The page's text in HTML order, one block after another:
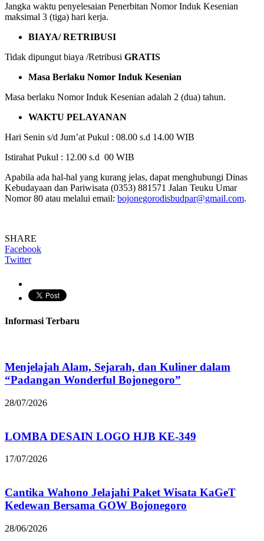
Jangka waktu penyelesaian Penerbitan Nomor Induk Kesenian
maksimal 3 (tiga) hari kerja.
BIAYA/ RETRIBUSI
Tidak dipungut biaya /Retribusi GRATIS
Masa Berlaku Nomor Induk Kesenian
Masa berlaku Nomor Induk Kesenian adalah 2 (dua) tahun.
WAKTU PELAYANAN
Hari Senin s/d Jum’at Pukul : 08.00 s.d 14.00 WIB
Istirahat Pukul : 12.00 s.d 00 WIB
Apabila ada hal-hal yang kurang jelas, dapat menghubungi Dinas
Kebudayaan dan Pariwisata (0353) 881571 Jalan Teuku Umar
Nomor 80 atau melalui email: bojonegorodisbudpar@gmail.com.
SHARE
Facebook
Twitter
Informasi Terbaru
Menjelajah Alam, Sejarah, dan Kuliner dalam
“Padangan Wonderful Bojonegoro”
28/07/2026
LOMBA DESAIN LOGO HJB KE-349
17/07/2026
Cantika Wahono Jelajahi Paket Wisata KaGeT
Kedewan Bersama GOW Bojonegoro
28/06/2026